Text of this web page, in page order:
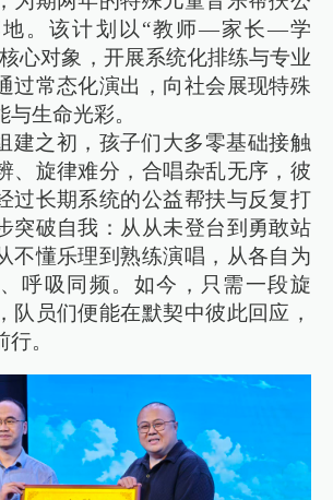
地。该计划以“教师—家长—学
心对象，开展系统化排练与专业
过常态化演出，向社会展现特殊
与生命光彩。
建之初，孩子们大多零基础接触
、旋律难分，合唱杂乱无序，彼
过长期系统的公益帮扶与反复打
突破自我：从从未登台到勇敢站
不懂乐理到熟练演唱，从各自为
呼吸同频。如今，只需一段旋
队员们便能在默契中彼此回应，
。